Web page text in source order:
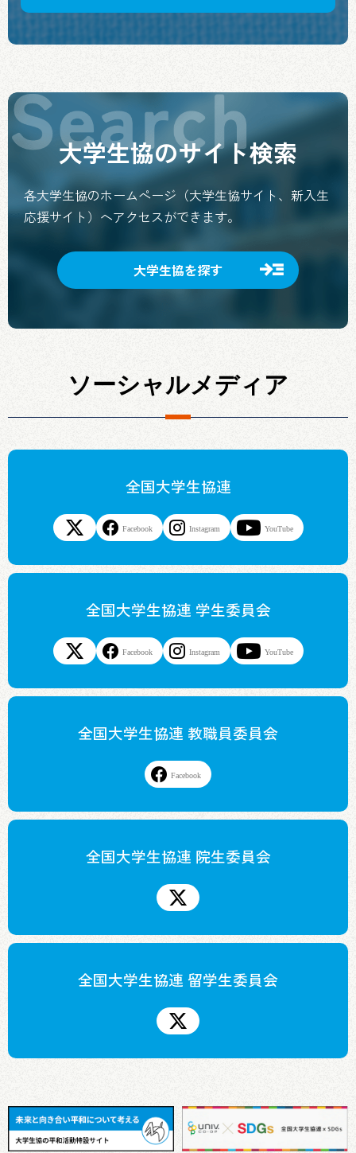
大学生協のサイト検索
各大学生協のホームページ（大学生協サイト、新入生
応援サイト）ヘアクセスができます。
大学生協を探す
ソーシャルメディア
全国大学生協連
Facebook Instagram YouTube
全国大学生協連 学生委員会
Facebook Instagram YouTube
全国大学生協連 教職員委員会
Facebook
全国大学生協連 院生委員会
全国大学生協連 留学生委員会